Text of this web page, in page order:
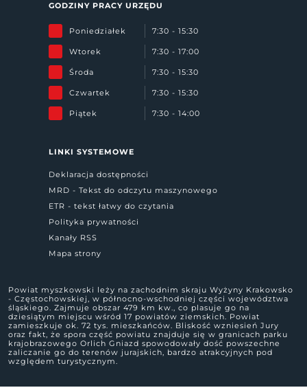
GODZINY PRACY URZĘDU
Poniedziałek 7:30 - 15:30
Wtorek 7:30 - 17:00
Środa 7:30 - 15:30
Czwartek 7:30 - 15:30
Piątek 7:30 - 14:00
LINKI SYSTEMOWE
Deklaracja dostępności
MRD - Tekst do odczytu maszynowego
ETR - tekst łatwy do czytania
Polityka prywatności
Kanały RSS
Mapa strony
Powiat myszkowski leży na zachodnim skraju Wyżyny Krakowsko
- Częstochowskiej, w północno-wschodniej części województwa
śląskiego. Zajmuje obszar 479 km kw., co plasuje go na
dziesiątym miejscu wśród 17 powiatów ziemskich. Powiat
zamieszkuje ok. 72 tys. mieszkańców. Bliskość wzniesień Jury
oraz fakt, że spora część powiatu znajduje się w granicach parku
krajobrazowego Orlich Gniazd spowodowały dość powszechne
zaliczanie go do terenów jurajskich, bardzo atrakcyjnych pod
względem turystycznym.